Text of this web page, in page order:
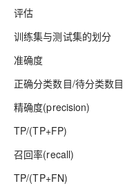
评估
训练集与测试集的划分
准确度
正确分类数目/待分类数目
精确度(precision)
TP/(TP+FP)
召回率(recall)
TP/(TP+FN)